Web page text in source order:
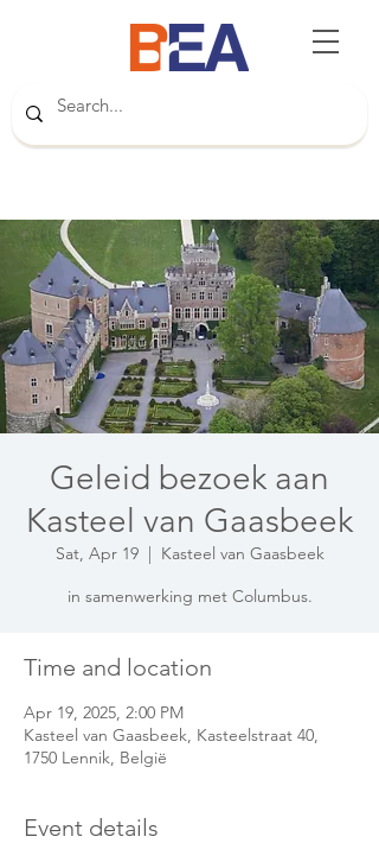
Geleid bezoek aan
Kasteel van Gaasbeek
Sat, Apr 19
  |
Kasteel van Gaasbeek
in samenwerking met Columbus.
Time and location
Apr 19, 2025, 2:00 PM
Kasteel van Gaasbeek, Kasteelstraat 40,
1750 Lennik, België
Event details